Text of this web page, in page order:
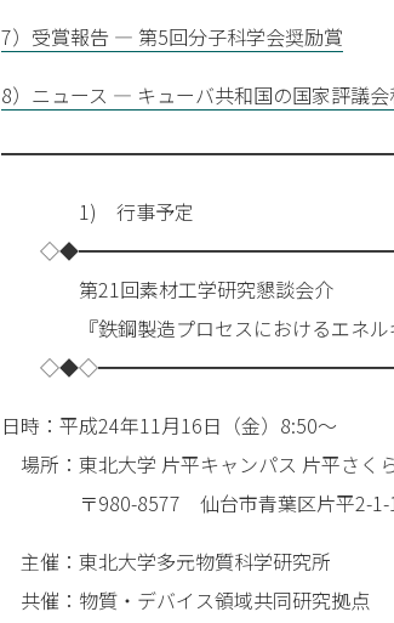
7）受賞報告 — 第5回分子科学会奨励賞
8）ニュース — キューバ共和国の国家評議
1) 行事予定
第21回素材工学研究懇談会介
『鉄鋼製造プロセスにおけるエネルギ
日時：平成24年11月16日（金）8:50～
場所：東北大学 片平キャンパス 片平さく
〒980-8577 仙台市青葉区片平2-1-
主催：東北大学多元物質科学研究所
共催：物質・デバイス領域共同研究拠点